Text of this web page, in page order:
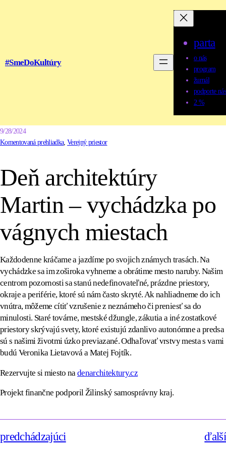
#SmeDoKultúry
parta
o nás
program
žurnál
podporte nás
2 %
9/28/2024
Komentovaná prehliadka, Verejný priestor
Deň architektúry
Martin – vychádzka po
vágnych miestach
Každodenne kráčame a jazdíme po svojich známych trasách. Na
vychádzke sa im zoširoka vyhneme a obrátime mesto naruby. Našim
centrom pozornosti sa stanú nedefinovateľné, prázdne priestory,
okraje a periférie, ktoré sú nám často skryté. Ak nahliadneme do ich
vnútra, môžeme cítiť vzrušenie z neznámeho či preniesť sa do
minulosti. Staré továrne, mestské džungle, zákutia a iné zostatkové
priestory skrývajú svety, ktoré existujú zdanlivo autonómne a predsa
sú s našimi životmi úzko previazané. Odhaľovať vrstvy mesta s vami
budú Veronika Lietavová a Matej Fojtík.
Rezervujte si miesto nadenarchitektury.cz
Projekt finančne podporil Žilinský samosprávny kraj.
predchádzajúci ďalší